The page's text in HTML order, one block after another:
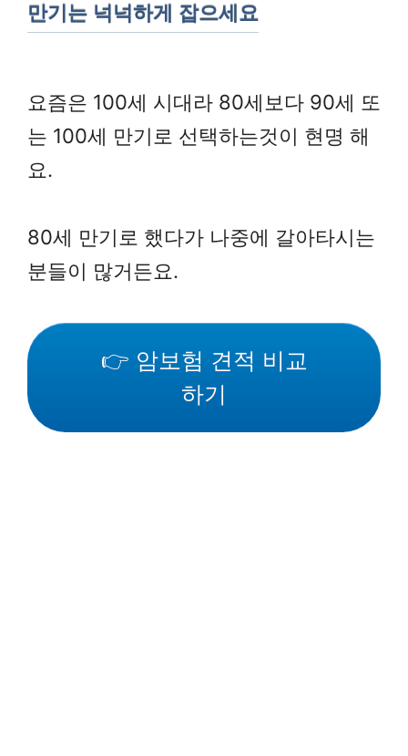
만기는 넉넉하게 잡으세요
요즘은 100세 시대라 80세보다 90세 또
는 100세 만기로 선택하는것이 현명 해
요.
80세 만기로 했다가 나중에 갈아타시는
분들이 많거든요.
👉 암보험 견적 비교
하기